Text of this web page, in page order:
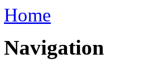
Sie sind hier
Home
Navigation